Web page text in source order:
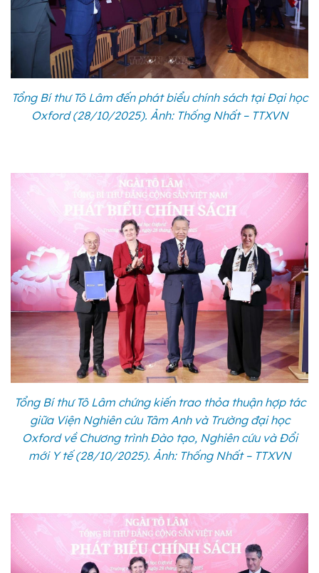
Tổng Bí thư Tô Lâm đến phát biểu chính sách tại Đại học
Oxford (28/10/2025). Ảnh: Thống Nhất – TTXVN
Tổng Bí thư Tô Lâm chứng kiến trao thỏa thuận hợp tác
giữa Viện Nghiên cứu Tâm Anh và Trường đại học
Oxford về Chương trình Đào tạo, Nghiên cứu và Đổi
mới Y tế (28/10/2025). Ảnh: Thống Nhất – TTXVN